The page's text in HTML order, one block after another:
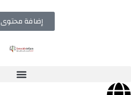
إضافة محتوى